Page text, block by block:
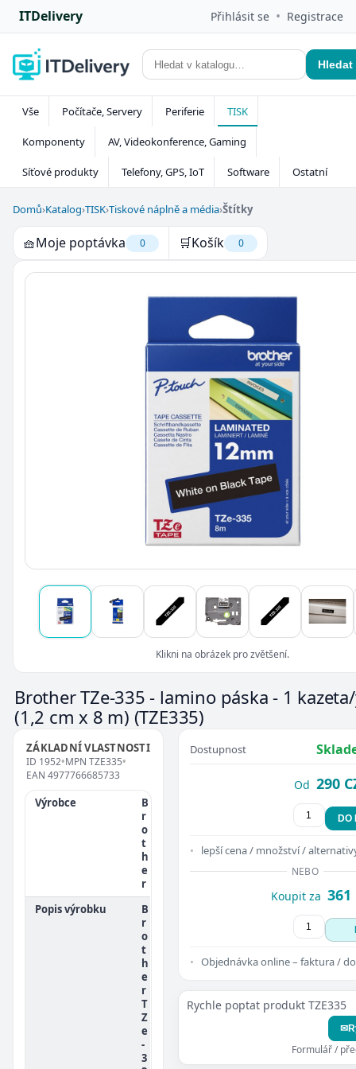
ITDelivery Přihlásit se • Registrace
Hledat
Vše Počítače, Servery Periferie TISK
Komponenty AV, Videokonference, Gaming
Síťové produkty Telefony, GPS, IoT Software Ostatní
Domů›Katalog›TISK›Tiskové náplně a média›Štítky
🧺Moje poptávka 0 🛒Košík 0
Klikni na obrázek pro zvětšení.
Brother TZe-335 - lamino páska - 1
(1,2 cm x 8 m) (TZE335)
ZÁKLADNÍ VLASTNOSTI
ID 1952•MPN TZE335•
EAN 4977766685733
Výrobce
B
r
o
t
h
e
r
Popis výrobku
B
r
o
t
h
e
r
T
Z
e
-
3
Dostupnost
Od 290
DO
lepší cena / množství /
NEBO
Koupit za 361
Objednávka online – faktura /
Rychle poptat produkt TZE335
✉
Formulář /